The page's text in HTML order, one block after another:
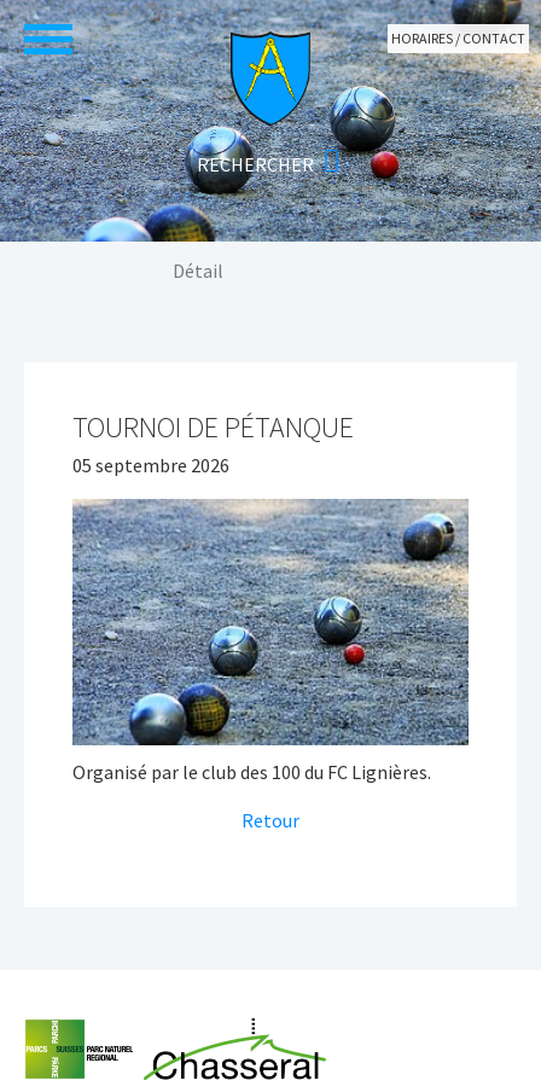
Aller au contenu principal
HORAIRES / CONTACT
Détail
TOURNOI DE PÉTANQUE
05 septembre 2026
Organisé par le club des 100 du FC Lignières.
Retour